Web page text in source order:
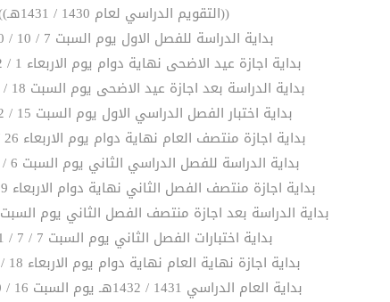
((التقويم الدراسي لعام 1430 / 1431هـ))
بداية الدراسة للفصل الاول يوم السبت 7 / 10 / 1430هـ .
بداية اجازة عيد الاضحى نهاية دوام يوم الاربعاء 1 / 12 / 1430هـ .
بداية الدراسة بعد اجازة عيد الاضحى يوم السبت 18 / 12 / 1431هـ .
بداية اختبار الفصل الدراسي الاول يوم السبت 15 / 2 / 1431هـ .
بداية اجازة منتصف العام نهاية دوام يوم الاربعاء 26 / 2 / 1431هـ .
بداية الدراسة للفصل الدراسي الثاني يوم السبت 6 / 3 / 1431هـ .
بداية اجازة منتصف الفصل الثاني نهاية دوام الاربعاء 29 / 4 / 1431هـ .
بداية الدراسة بعد اجازة منتصف الفصل الثاني يوم السبت 10 / 5 / 1431هـ .
بداية اختبارات الفصل الثاني يوم السبت 7 / 7 / 1431هـ .
بداية اجازة نهاية العام نهاية دوام يوم الاربعاء 18 / 7 / 1431هـ .
بداية العام الدراسي 1431 / 1432هـ يوم السبت 16 / 10 / 1431هـ .